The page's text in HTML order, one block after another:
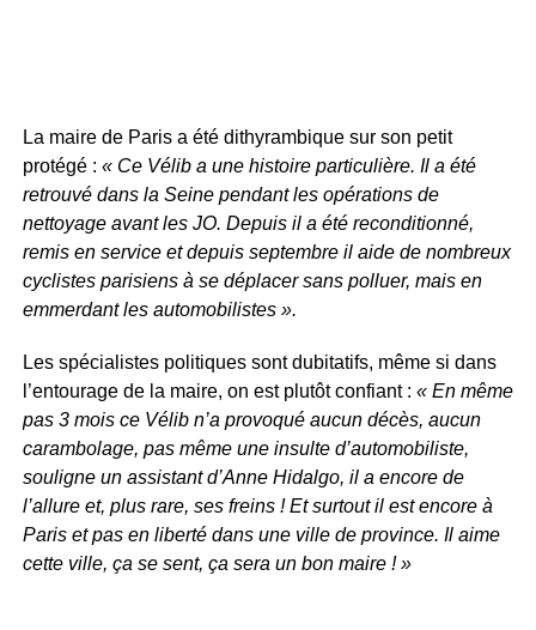
La maire de Paris a été dithyrambique sur son petit
protégé : « Ce Vélib a une histoire particulière. Il a été
retrouvé dans la Seine pendant les opérations de
nettoyage avant les JO. Depuis il a été reconditionné,
remis en service et depuis septembre il aide de nombreux
cyclistes parisiens à se déplacer sans polluer, mais en
emmerdant les automobilistes ».
Les spécialistes politiques sont dubitatifs, même si dans
l’entourage de la maire, on est plutôt confiant : « En même
pas 3 mois ce Vélib n’a provoqué aucun décès, aucun
carambolage, pas même une insulte d’automobiliste,
souligne un assistant d’Anne Hidalgo, il a encore de
l’allure et, plus rare, ses freins ! Et surtout il est encore à
Paris et pas en liberté dans une ville de province. Il aime
cette ville, ça se sent, ça sera un bon maire ! »